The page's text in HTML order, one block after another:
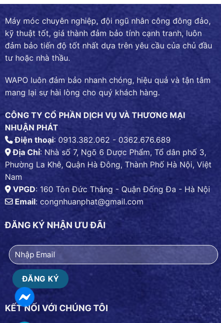
Máy móc chuyên nghiệp, đội ngũ nhân công đông đảo,
kỹ thuật tốt, giá thành đảm bảo tính cạnh tranh, luôn
đảm bảo tiến độ tốt nhất dựa trên yêu cầu của chủ đầu
tư hoặc nhà thầu.
WAPO luôn đảm bảo nhanh chóng, hiệu quả và tận tâm
mang lại sự hài lòng cho quý khách hàng.
CÔNG TY CỔ PHẦN DỊCH VỤ VÀ THƯƠNG MẠI
NHUẬN PHÁT
Điện thoại: 0913.382.062 - 0362.676.689
Địa Chỉ: Nhà số 7, Ngõ 6 Dược Phẩm, Tổ dân phố 3,
Phường La Khê, Quận Hà Đông, Thành Phố Hà Nội, Việt
Nam
VPGD: 160 Tôn Đức Thắng - Quận Đống Đa - Hà Nội
Email: congnhuanphat@gmail.com
ĐĂNG KÝ NHẬN ƯU ĐÃI
KẾT NỐI VỚI CHÚNG TÔI